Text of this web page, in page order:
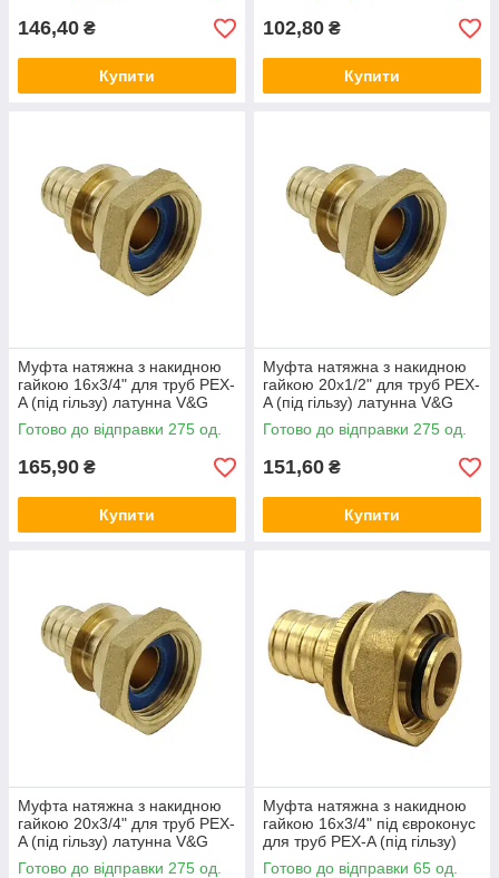
146,40 ₴
Купити
102,80 ₴
Купити
Муфта натяжна з накидною
гайкою 16x3/4" для труб PEX-
A (під гільзу) латунна V&G
(VALOGIN)
Готово до відправки 275 од.
165,90 ₴
Купити
Муфта натяжна з накидною
гайкою 20x1/2" для труб PEX-
A (під гільзу) латунна V&G
(VALOGIN)
Готово до відправки 275 од.
151,60 ₴
Купити
Муфта натяжна з накидною
гайкою 20x3/4" для труб PEX-
A (під гільзу) латунна V&G
(VALOGIN)
Готово до відправки 275 од.
Муфта натяжна з накидною
гайкою 16x3/4" під євроконус
для труб PEX-A (під гільзу)
латунна V&G (VALOGIN)
Готово до відправки 65 од.